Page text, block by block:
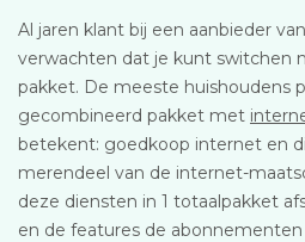
Al jaren klant bij een aanbieder
verwachten dat je kunt switchen
pakket. De meeste huishoudens
gecombineerd pakket met
betekent: goedkoop internet en
merendeel van de internet-
deze diensten in 1 totaalpakket
en de features de